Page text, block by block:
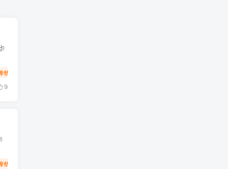
线
9
线